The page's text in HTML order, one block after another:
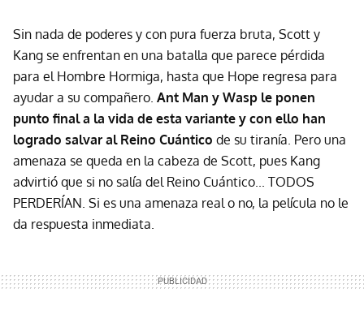
Sin nada de poderes y con pura fuerza bruta, Scott y
Kang se enfrentan en una batalla que parece pérdida
para el Hombre Hormiga, hasta que Hope regresa para
ayudar a su compañero. Ant Man y Wasp le ponen
punto final a la vida de esta variante y con ello han
logrado salvar al Reino Cuántico de su tiranía. Pero una
amenaza se queda en la cabeza de Scott, pues Kang
advirtió que si no salía del Reino Cuántico... TODOS
PERDERÍAN. Si es una amenaza real o no, la película no le
da respuesta inmediata.